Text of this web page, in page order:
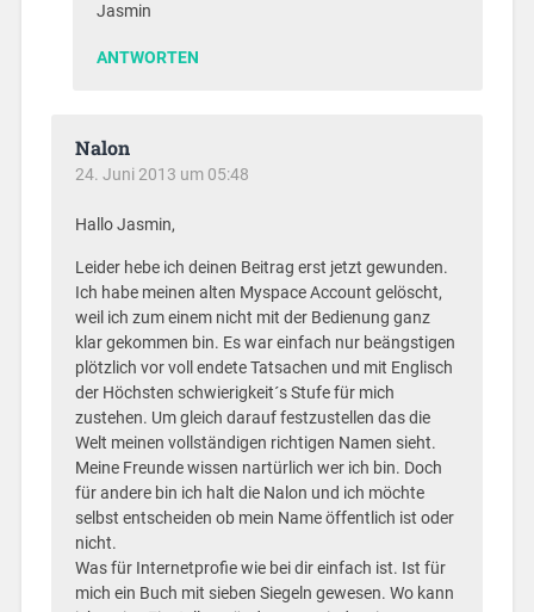
Jasmin
ANTWORTEN
Nalon
24. Juni 2013 um 05:48
Hallo Jasmin,
Leider hebe ich deinen Beitrag erst jetzt gewunden.
Ich habe meinen alten Myspace Account gelöscht,
weil ich zum einem nicht mit der Bedienung ganz
klar gekommen bin. Es war einfach nur beängstigen
plötzlich vor voll endete Tatsachen und mit Englisch
der Höchsten schwierigkeit´s Stufe für mich
zustehen. Um gleich darauf festzustellen das die
Welt meinen vollständigen richtigen Namen sieht.
Meine Freunde wissen nartürlich wer ich bin. Doch
für andere bin ich halt die Nalon und ich möchte
selbst entscheiden ob mein Name öffentlich ist oder
nicht.
Was für Internetprofie wie bei dir einfach ist. Ist für
mich ein Buch mit sieben Siegeln gewesen. Wo kann